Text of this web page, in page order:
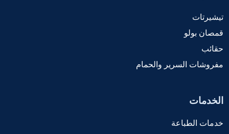
تيشيرتات
قمصان بولو
حقائب
مفروشات السرير والحمام
الخدمات
خدمات الطباعة